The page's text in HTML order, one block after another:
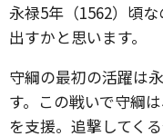
永禄5年（1562）頃
出すかと思います。
守綱の最初の活躍は
す。この戦いで守綱
を支援。追撃してく